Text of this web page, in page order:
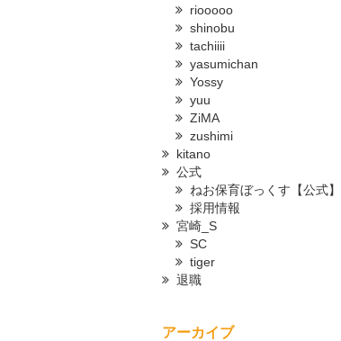
riooooo
shinobu
tachiiii
yasumichan
Yossy
yuu
ZiMA
zushimi
kitano
公式
ねお保育ぼっくす【公式】
採用情報
宮崎_S
SC
tiger
退職
アーカイブ